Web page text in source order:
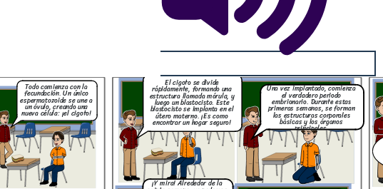
completamente formado en tan
¡Así es! Empiezan a
desarrollar reflejos y a
interactuar con su entorno
dentro del útero. ¡Es como
un pequeño astronauta
explorando su nave
espacial!
el desarrollo
y fetal es un
complejo
¡Desde una única
un ser humano
formado en tan
meses!
Todo comienza con la
fecundación. Un único
espermatozoide se une a
un óvulo, creando una
nueva célula: ¡el cigoto!
El cigoto se divide
rápidamente, formando una
estructura llamada mórula, y
luego un blastocisto. Este
blastocisto se implanta en el
útero materno. ¡Es como
encontrar un hogar seguro!
Una vez implantado, comienza
el verdadero periodo
embrionario. Durante estas
primeras semanas, se forman
las estructuras corporales
básicas y los órganos
principales.
¡Y mira! Alrededor de la